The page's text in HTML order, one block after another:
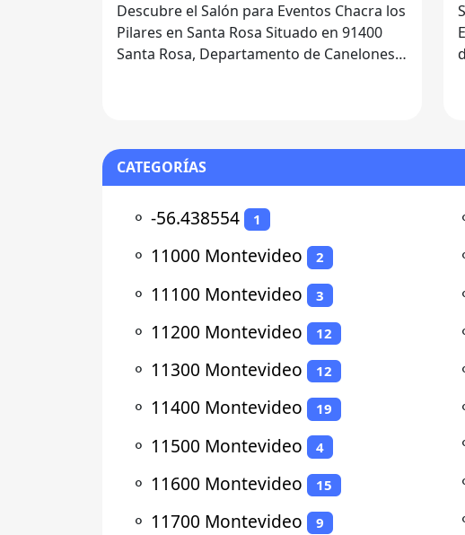
Descubre el Salón para Eventos Chacra los
Pilares en Santa Rosa Situado en 91400
Santa Rosa, Departamento de Canelones,
CATEGORÍAS
⚬ -56.438554 1
⚬ 11000 Montevideo 2
⚬ 11100 Montevideo 3
⚬ 11200 Montevideo 12
⚬ 11300 Montevideo 12
⚬ 11400 Montevideo 19
⚬ 11500 Montevideo 4
⚬ 11600 Montevideo 15
⚬ 11700 Montevideo 9